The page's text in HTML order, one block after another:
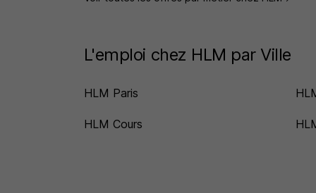
L'emploi chez HLM par Ville
HLM Paris
HLM Cours